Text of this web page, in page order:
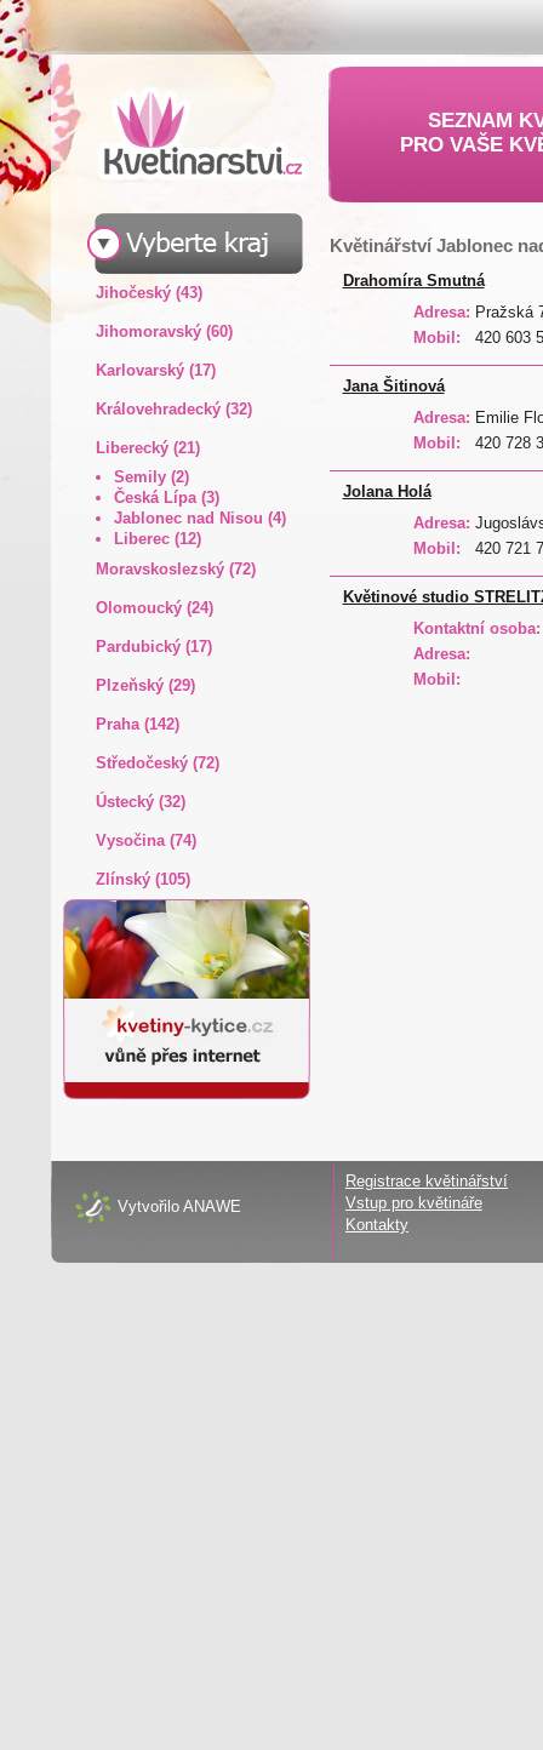
SEZNAM
PRO VAŠE
Jihočeský (43)
Jihomoravský (60)
Karlovarský (17)
Královehradecký (32)
Liberecký (21)
Semily (2)
Česká Lípa (3)
Jablonec nad Nisou (4)
Liberec (12)
Moravskoslezský (72)
Olomoucký (24)
Pardubický (17)
Plzeňský (29)
Praha (142)
Středočeský (72)
Ústecký (32)
Vysočina (74)
Zlínský (105)
Květinářství Jablonec
Drahomíra Smutná
Adresa: Pražská
Mobil:
420 603
Jana Šitinová
Adresa: Emilie
Mobil:
420 728
Jolana Holá
Adresa:
Mobil:
420 721
Květinové studio
Kontaktní osoba:
Adresa:
Mobil:
Vytvořilo ANAWE
Registrace květinářství
Vstup pro květináře
Kontakty